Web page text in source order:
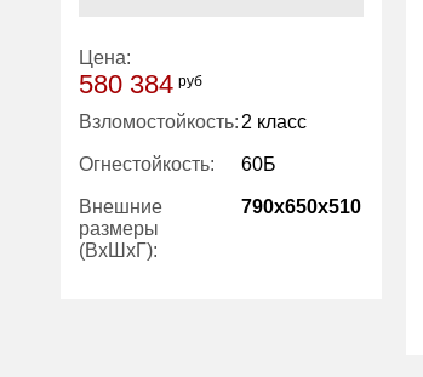
Цена:
580 384 руб
Взломостойкость: 2 класс
Огнестойкость: 60Б
Внешние
размеры
(ВхШхГ):
790x650x510